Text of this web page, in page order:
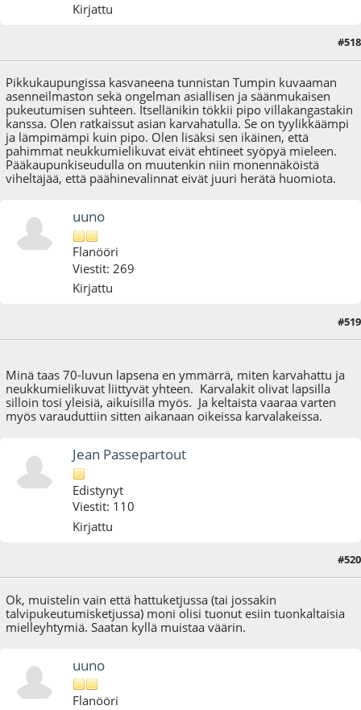
Kirjattu
#518
Pikkukaupungissa kasvaneena tunnistan Tumpin kuvaaman
asenneilmaston sekä ongelman asiallisen ja säänmukaisen
pukeutumisen suhteen. Itsellänikin tökkii pipo villakangastakin
kanssa. Olen ratkaissut asian karvahatulla. Se on tyylikkäämpi
ja lämpimämpi kuin pipo. Olen lisäksi sen ikäinen, että
pahimmat neukkumielikuvat eivät ehtineet syöpyä mieleen.
Pääkaupunkiseudulla on muutenkin niin monennäköistä
viheltäjää, että päähinevalinnat eivät juuri herätä huomiota.
uuno
Flanööri
Viestit: 269
Kirjattu
#519
Minä taas 70-luvun lapsena en ymmärrä, miten karvahattu ja
neukkumielikuvat liittyvät yhteen. Karvalakit olivat lapsilla
silloin tosi yleisiä, aikuisilla myös. Ja keltaista vaaraa varten
myös varauduttiin sitten aikanaan oikeissa karvalakeissa.
Jean Passepartout
Edistynyt
Viestit: 110
Kirjattu
#520
Ok, muistelin vain että hattuketjussa (tai jossakin
talvipukeutumisketjussa) moni olisi tuonut esiin tuonkaltaisia
mielleyhtymiä. Saatan kyllä muistaa väärin.
uuno
Flanööri